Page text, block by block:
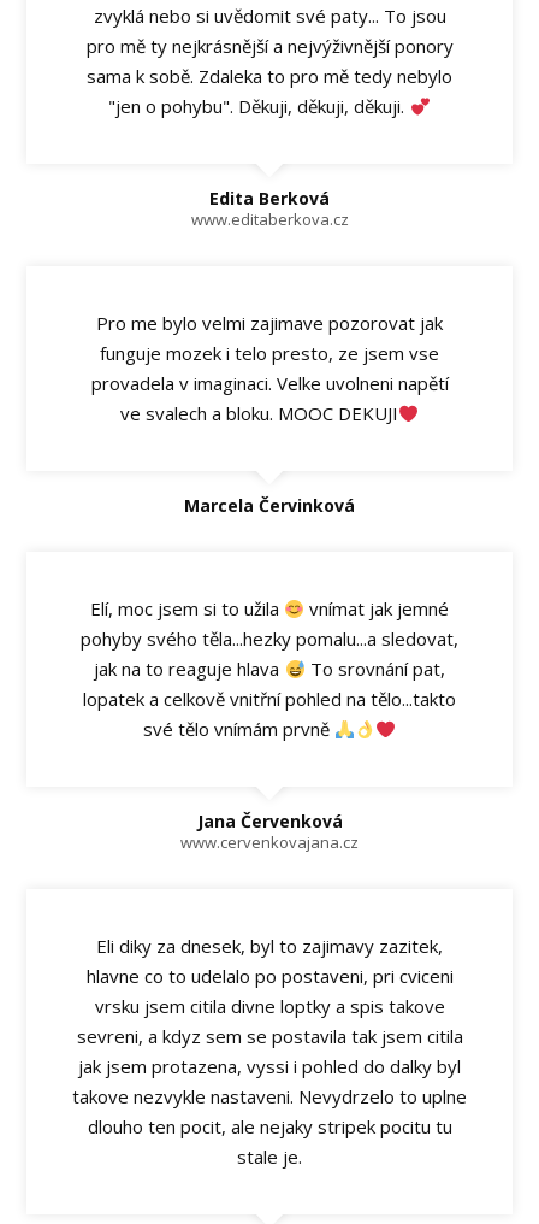
zvyklá nebo si uvědomit své paty... To jsou
pro mě ty nejkrásnější a nejvýživnější ponory
sama k sobě. Zdaleka to pro mě tedy nebylo
"jen o pohybu". Děkuji, děkuji, děkuji.
Edita Berková
www.editaberkova.cz
Pro me bylo velmi zajimave pozorovat jak
funguje mozek i telo presto, ze jsem vse
provadela v imaginaci. Velke uvolneni napětí
ve svalech a bloku. MOOC DEKUJI
Marcela Červinková
Elí, moc jsem si to užila
vnímat jak jemné
pohyby svého těla...hezky pomalu...a sledovat,
jak na to reaguje hlava
To srovnání pat,
lopatek a celkově vnitřní pohled na tělo...takto
své tělo vnímám prvně
Jana Červenková
www.cervenkovajana.cz
Eli diky za dnesek, byl to zajimavy zazitek,
hlavne co to udelalo po postaveni, pri cviceni
vrsku jsem citila divne loptky a spis takove
sevreni, a kdyz sem se postavila tak jsem citila
jak jsem protazena, vyssi i pohled do dalky byl
takove nezvykle nastaveni. Nevydrzelo to uplne
dlouho ten pocit, ale nejaky stripek pocitu tu
stale je.